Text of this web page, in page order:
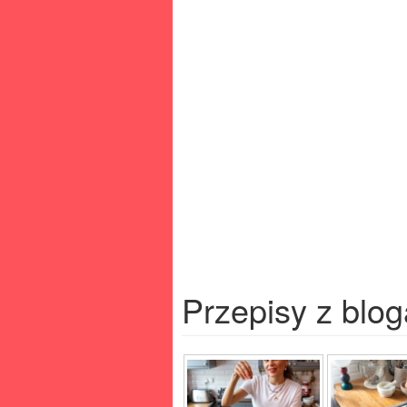
Przepisy z